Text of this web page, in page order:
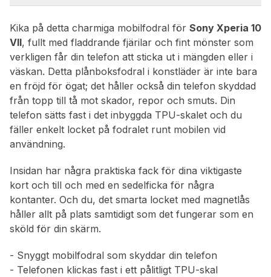
Kika på detta charmiga mobilfodral för Sony Xperia 10
VII, fullt med fladdrande fjärilar och fint mönster som
verkligen får din telefon att sticka ut i mängden eller i
väskan. Detta plånboksfodral i konstläder är inte bara
en fröjd för ögat; det håller också din telefon skyddad
från topp till tå mot skador, repor och smuts. Din
telefon sätts fast i det inbyggda TPU-skalet och du
fäller enkelt locket på fodralet runt mobilen vid
användning.
Insidan har några praktiska fack för dina viktigaste
kort och till och med en sedelficka för några
kontanter. Och du, det smarta locket med magnetlås
håller allt på plats samtidigt som det fungerar som en
sköld för din skärm.
- Snyggt mobilfodral som skyddar din telefon
- Telefonen klickas fast i ett pålitligt TPU-skal